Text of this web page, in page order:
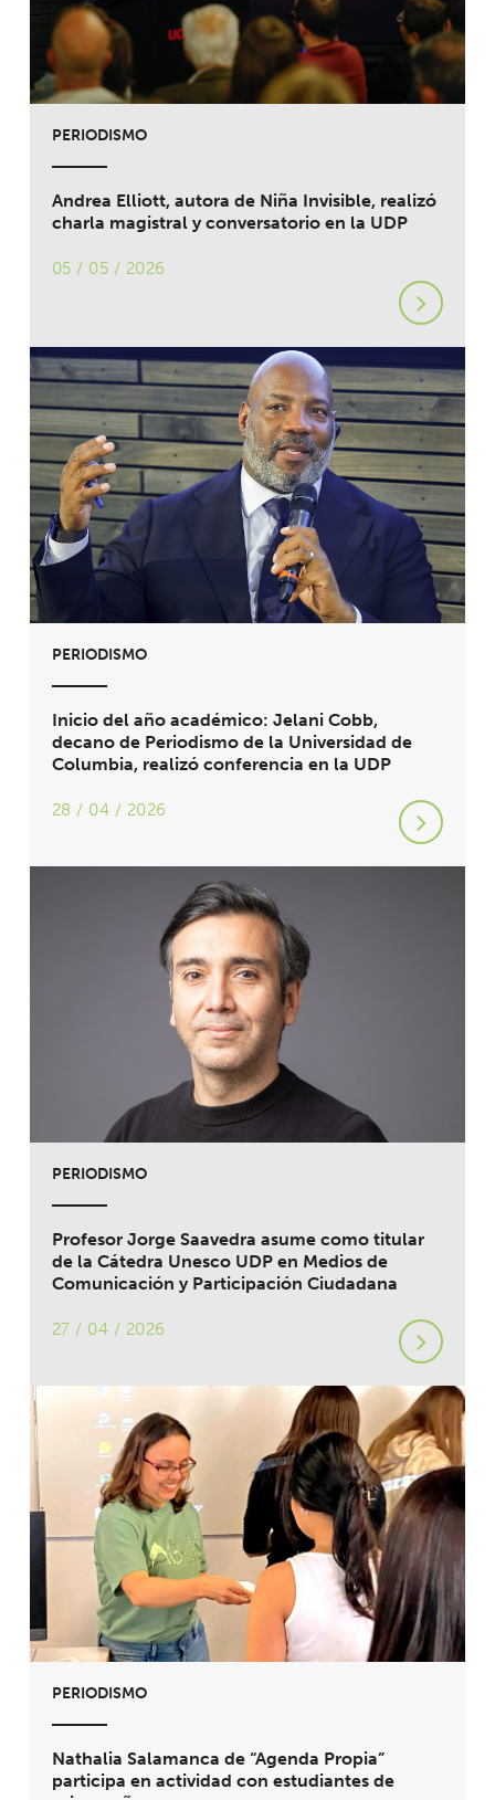
PERIODISMO
Andrea Elliott, autora de Niña Invisible, realizó
charla magistral y conversatorio en la UDP
05 / 05 / 2026
PERIODISMO
Inicio del año académico: Jelani Cobb,
decano de Periodismo de la Universidad de
Columbia, realizó conferencia en la UDP
28 / 04 / 2026
PERIODISMO
Profesor Jorge Saavedra asume como titular
de la Cátedra Unesco UDP en Medios de
Comunicación y Participación Ciudadana
27 / 04 / 2026
PERIODISMO
Nathalia Salamanca de “Agenda Propia”
participa en actividad con estudiantes de